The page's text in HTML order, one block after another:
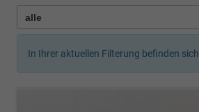
In Ihrer aktuellen Filterung befinden sich